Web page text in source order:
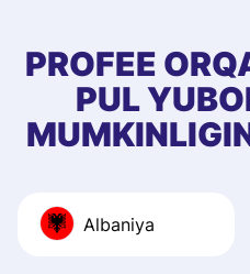
PROFEE
PUL
Albaniya